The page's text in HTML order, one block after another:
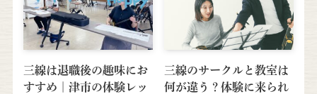
三線は退職後の趣味にお
すすめ｜津市の体験レッ
三線のサークルと教室は
何が違う？体験に来られ